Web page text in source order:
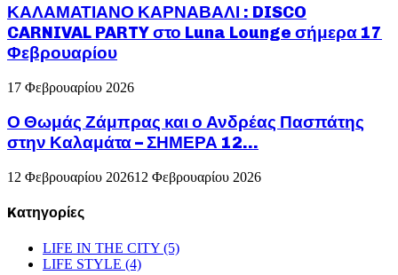
ΚΑΛΑΜΑΤΙΑΝΟ ΚΑΡΝΑΒΑΛΙ : DISCO
CARNIVAL PARTY στο Luna Lounge σήμερα 17
Φεβρουαρίου
17 Φεβρουαρίου 2026
Ο Θωμάς Ζάμπρας και ο Ανδρέας Πασπάτης
στην Καλαμάτα – ΣΗΜΕΡΑ 12...
12 Φεβρουαρίου 202612 Φεβρουαρίου 2026
Kατηγορίες
LIFE IN THE CITY (5)
LIFE STYLE (4)